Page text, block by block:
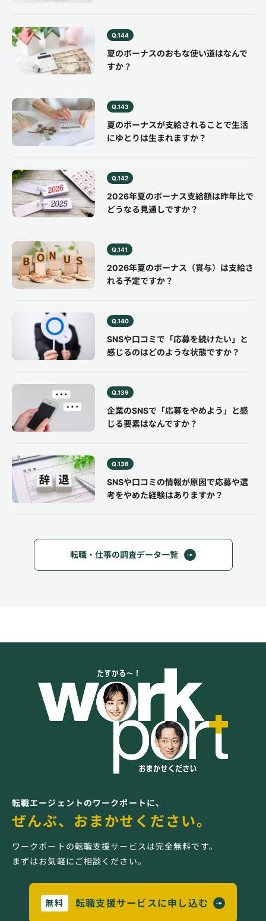
Q.144
夏のボーナスのおもな使い道はなんで
すか？
Q.143
夏のボーナスが支給されることで生活
にゆとりは生まれますか？
Q.142
2026年夏のボーナス支給額は昨年比で
どうなる見通しですか？
Q.141
2026年夏のボーナス（賞与）は支給さ
れる予定ですか？
Q.140
SNSや口コミで「応募を続けたい」と
感じるのはどのような状態ですか？
Q.139
企業のSNSで「応募をやめよう」と感
じる要素はなんですか？
Q.138
SNSや口コミの情報が原因で応募や選
考をやめた経験はありますか？
転職・仕事の調査データ一覧
転職エージェントのワークポートに、
ぜんぶ、おまかせください。
ワークポートの転職支援サービスは完全無料です。
まずはお気軽にご相談ください。
無料 転職支援サービスに申し込む